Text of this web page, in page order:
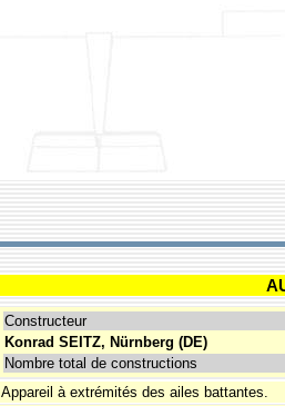
Constructeur
Konrad SEITZ, Nürnberg (DE)
Nombre total de constructions
Appareil à extrémités des ailes battantes.